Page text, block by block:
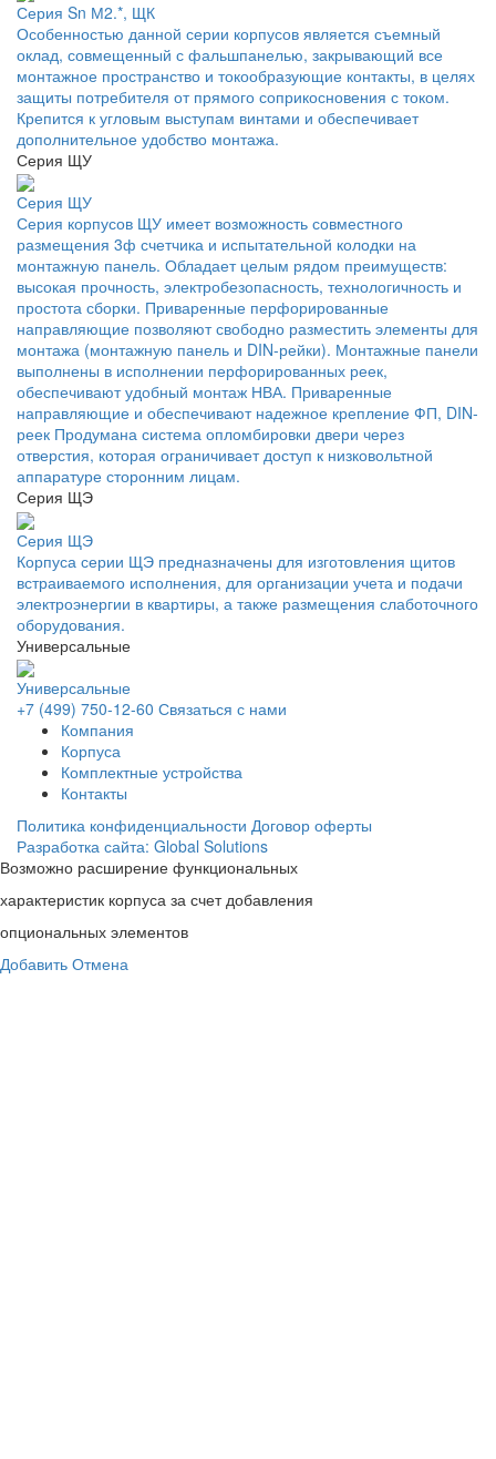
Серия Sn М2.*, ЩК
Особенностью данной серии корпусов является съемный
оклад, совмещенный с фальшпанелью, закрывающий все
монтажное пространство и токообразующие контакты, в целях
защиты потребителя от прямого соприкосновения с током.
Крепится к угловым выступам винтами и обеспечивает
дополнительное удобство монтажа.
Серия ЩУ
Серия ЩУ
Серия корпусов ЩУ имеет возможность совместного
размещения 3ф счетчика и испытательной колодки на
монтажную панель. Обладает целым рядом преимуществ:
высокая прочность, электробезопасность, технологичность и
простота сборки. Приваренные перфорированные
направляющие позволяют свободно разместить элементы для
монтажа (монтажную панель и DIN-рейки). Монтажные панели
выполнены в исполнении перфорированных реек,
обеспечивают удобный монтаж НВА. Приваренные
направляющие и обеспечивают надежное крепление ФП, DIN-
реек Продумана система опломбировки двери через
отверстия, которая ограничивает доступ к низковольтной
аппаратуре сторонним лицам.
Серия ЩЭ
Серия ЩЭ
Корпуса серии ЩЭ предназначены для изготовления щитов
встраиваемого исполнения, для организации учета и подачи
электроэнергии в квартиры, а также размещения слаботочного
оборудования.
Универсальные
Универсальные
+7 (499) 750-12-60 Связаться с нами
Компания
Корпуса
Комплектные устройства
Контакты
Политика конфиденциальности Договор оферты
Разработка сайта: Global Solutions
Возможно расширение функциональных
характеристик корпуса за счет добавления
опциональных элементов
Добавить Отмена